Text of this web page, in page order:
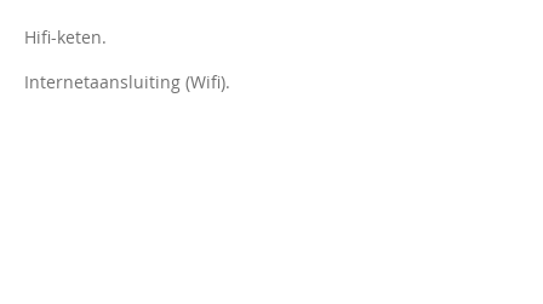
Hifi-keten.
Internetaansluiting (Wifi).